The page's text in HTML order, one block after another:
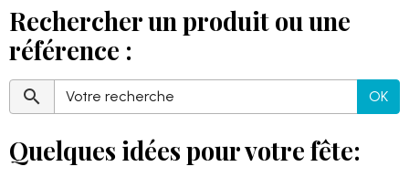
Rechercher un produit ou une
référence :
OK
Quelques idées pour votre fête: